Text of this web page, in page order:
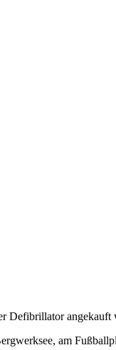
Defibrillator angekauft
am